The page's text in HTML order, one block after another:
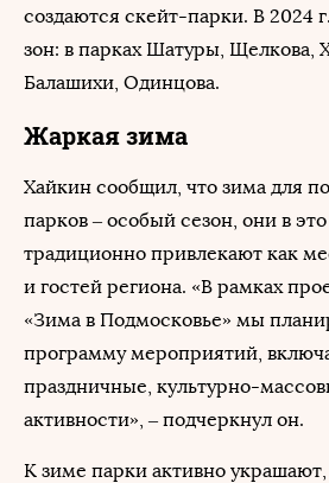
создаются скейт-парки. В 2024
зон: в парках Шатуры, Щелкова,
Балашихи, Одинцова.
Жаркая зима
Хайкин сообщил, что зима для
парков – особый сезон, они в
традиционно привлекают как
и гостей региона. «В рамках
«Зима в Подмосковье» мы
программу мероприятий,
праздничные, культурно-
активности», – подчеркнул он.
К зиме парки активно